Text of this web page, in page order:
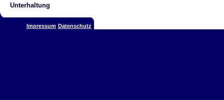
Unterhaltung
Impressum Datenschutz